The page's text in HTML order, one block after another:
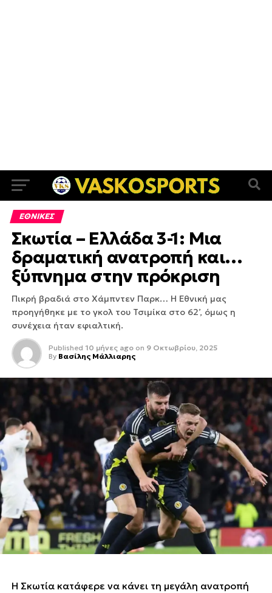
ΕΘΝΙΚΕΣ
Σκωτία – Ελλάδα 3-1: Μια
δραματική ανατροπή και…
ξύπνημα στην πρόκριση
Πικρή βραδιά στο Χάμπντεν Παρκ… Η Εθνική μας
προηγήθηκε με το γκολ του Τσιμίκα στο 62’, όμως η
συνέχεια ήταν εφιαλτική.
Published 10 μήνες ago on 9 Οκτωβρίου, 2025
By Βασίλης Μάλλιαρης
Η Σκωτία κατάφερε να κάνει τη μεγάλη ανατροπή